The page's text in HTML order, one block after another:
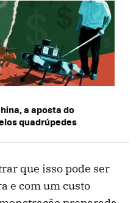
a aposta do
quadrúpedes
que isso pode ser
e com um custo